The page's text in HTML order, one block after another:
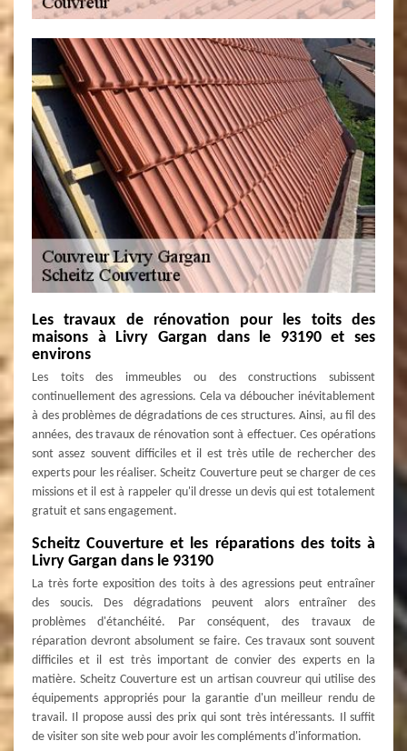
Les travaux de rénovation pour les toits des
maisons à Livry Gargan dans le 93190 et ses
environs
Les toits des immeubles ou des constructions subissent
continuellement des agressions. Cela va déboucher inévitablement
à des problèmes de dégradations de ces structures. Ainsi, au fil des
années, des travaux de rénovation sont à effectuer. Ces opérations
sont assez souvent difficiles et il est très utile de rechercher des
experts pour les réaliser. Scheitz Couverture peut se charger de ces
missions et il est à rappeler qu'il dresse un devis qui est totalement
gratuit et sans engagement.
Scheitz Couverture et les réparations des toits à
Livry Gargan dans le 93190
La très forte exposition des toits à des agressions peut entraîner
des soucis. Des dégradations peuvent alors entraîner des
problèmes d'étanchéité. Par conséquent, des travaux de
réparation devront absolument se faire. Ces travaux sont souvent
difficiles et il est très important de convier des experts en la
matière. Scheitz Couverture est un artisan couvreur qui utilise des
équipements appropriés pour la garantie d'un meilleur rendu de
travail. Il propose aussi des prix qui sont très intéressants. Il suffit
de visiter son site web pour avoir les compléments d'information.